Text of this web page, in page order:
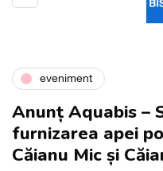
eveniment
Anunț Aquabis –
furnizarea apei
Căianu Mic și